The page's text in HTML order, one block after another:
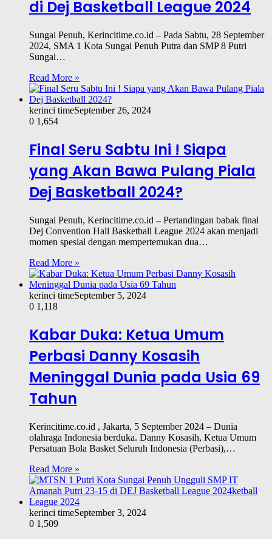
di Dej Basketball League 2024
Sungai Penuh, Kerincitime.co.id – Pada Sabtu, 28 September
2024, SMA 1 Kota Sungai Penuh Putra dan SMP 8 Putri
Sungai…
Read More »
kerinci timeSeptember 26, 2024
0 1,654
Final Seru Sabtu Ini ! Siapa
yang Akan Bawa Pulang Piala
Dej Basketball 2024?
Sungai Penuh, Kerincitime.co.id – Pertandingan babak final
Dej Convention Hall Basketball League 2024 akan menjadi
momen spesial dengan mempertemukan dua…
Read More »
kerinci timeSeptember 5, 2024
0 1,118
Kabar Duka: Ketua Umum
Perbasi Danny Kosasih
Meninggal Dunia pada Usia 69
Tahun
Kerincitime.co.id , Jakarta, 5 September 2024 – Dunia
olahraga Indonesia berduka. Danny Kosasih, Ketua Umum
Persatuan Bola Basket Seluruh Indonesia (Perbasi),…
Read More »
kerinci timeSeptember 3, 2024
0 1,509